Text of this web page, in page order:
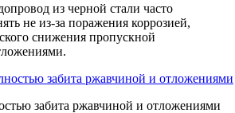
из черной стали часто
не из-за поражения коррозией,
снижения пропускной
забита ржавчиной и отложениями